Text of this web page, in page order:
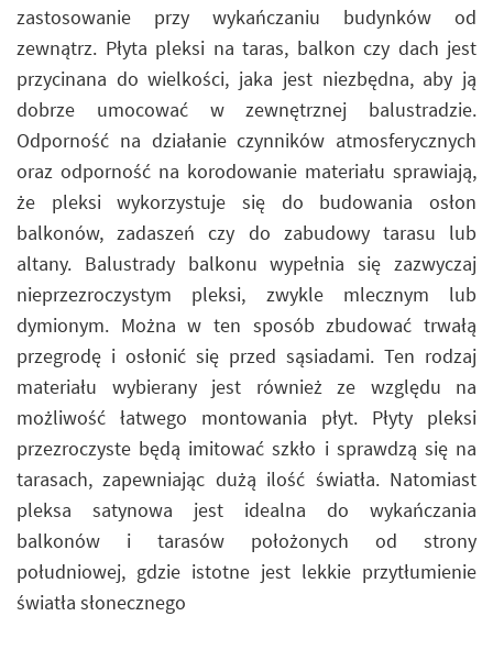
zastosowanie przy wykańczaniu budynków od
zewnątrz. Płyta pleksi na taras, balkon czy dach jest
przycinana do wielkości, jaka jest niezbędna, aby ją
dobrze umocować w zewnętrznej balustradzie.
Odporność na działanie czynników atmosferycznych
oraz odporność na korodowanie materiału sprawiają,
że pleksi wykorzystuje się do budowania osłon
balkonów, zadaszeń czy do zabudowy tarasu lub
altany. Balustrady balkonu wypełnia się zazwyczaj
nieprzezroczystym pleksi, zwykle mlecznym lub
dymionym. Można w ten sposób zbudować trwałą
przegrodę i osłonić się przed sąsiadami. Ten rodzaj
materiału wybierany jest również ze względu na
możliwość łatwego montowania płyt. Płyty pleksi
przezroczyste będą imitować szkło i sprawdzą się na
tarasach, zapewniając dużą ilość światła. Natomiast
pleksa satynowa jest idealna do wykańczania
balkonów i tarasów położonych od strony
południowej, gdzie istotne jest lekkie przytłumienie
światła słonecznego